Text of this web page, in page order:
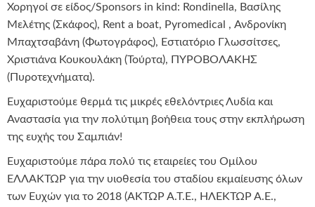
Χορηγοί σε είδος/Sponsors in kind: Rondinella, Βασίλης
Μελέτης (Σκάφος), Rent a boat, Pyromedical , Ανδρονίκη
Μπαχτσαβάνη (Φωτογράφος), Εστιατόριο Γλωσσίτσες,
Χριστιάνα Κουκουλάκη (Τούρτα), ΠΥΡΟΒΟΛΑΚΗΣ
(Πυροτεχνήματα).
Ευχαριστούμε θερμά τις μικρές εθελόντριες Λυδία και
Αναστασία για την πολύτιμη βοήθεια τους στην εκπλήρωση
της ευχής του Σαμπιάν!
Ευχαριστούμε πάρα πολύ τις εταιρείες του Ομίλου
ΕΛΛΑΚΤΩΡ για την υιοθεσία του σταδίου εκμαίευσης όλων
των Ευχών για το 2018 (ΑΚΤΩΡ Α.Τ.Ε., ΗΛΕΚΤΩΡ Α.Ε.,